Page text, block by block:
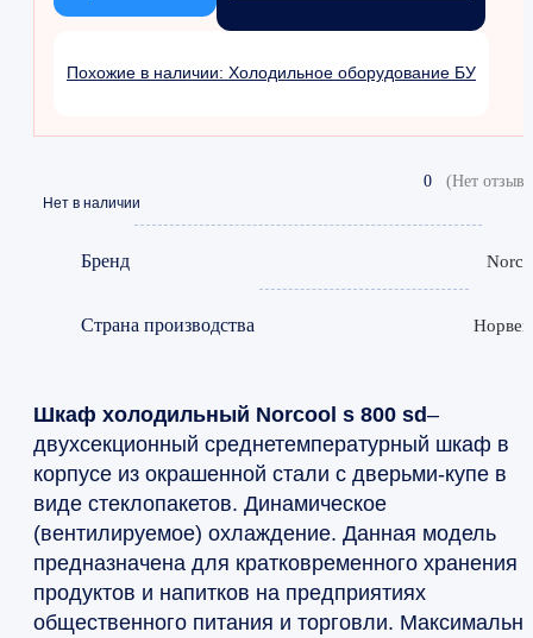
Похожие в наличии: Холодильное оборудование БУ
0 (Нет
Нет в наличии
Бренд
Страна производства
Шкаф холодильный Norcool s 800 sd–
двухсекционный среднетемпературный шкаф в
корпусе из окрашенной стали с дверьми-купе в
виде стеклопакетов. Динамическое
(вентилируемое) охлаждение. Данная модель
предназначена для кратковременного хранения
продуктов и напитков на предприятиях
общественного питания и торговли.